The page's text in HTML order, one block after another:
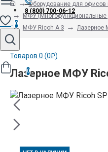
8 (800) 700-06-12
0
Товаров 0 (0₽)
0
Оборудование для офисов
МФУ (Многофункциональные
МФУ Ricoh A 3
Лазерное
Лазерное МФУ